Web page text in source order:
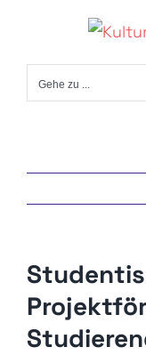
springen
Gehe zu ...